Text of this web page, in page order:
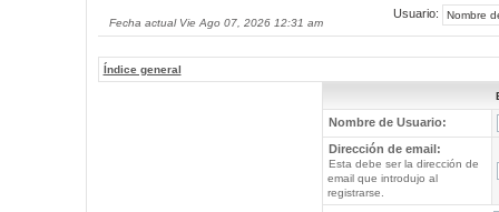
Fecha actual Vie Ago 07, 2026 12:31 am
Usuario:
Índice general
Nombre de Usuario:
Dirección de email:
Esta debe ser la dirección de
email que introdujo al
registrarse.